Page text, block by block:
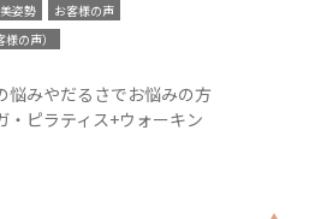
姿勢
お客様の声
の声）
悩みやだるさでお悩みの方
・ピラティス+ウォーキン